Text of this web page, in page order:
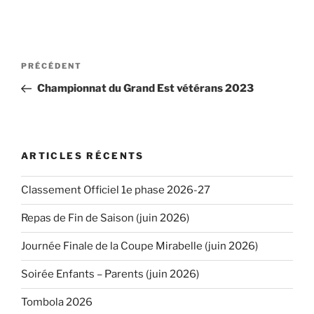
Navigation
l’article
Article
précédent
PRÉCÉDENT
Championnat du Grand Est vétérans 2023
ARTICLES RÉCENTS
Classement Officiel 1e phase 2026-27
Repas de Fin de Saison (juin 2026)
Journée Finale de la Coupe Mirabelle (juin 2026)
Soirée Enfants – Parents (juin 2026)
Tombola 2026